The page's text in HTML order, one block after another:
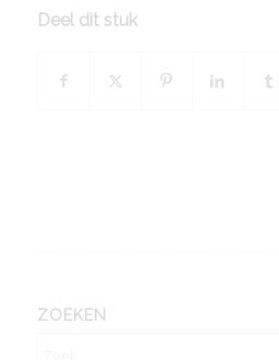
Deel dit stuk
ZOEKEN